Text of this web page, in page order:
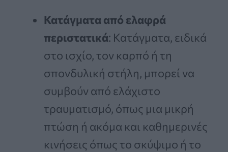
Κατάγματα από ελαφρά
περιστατικά: Κατάγματα, ειδικά
στο ισχίο, τον καρπό ή τη
σπονδυλική στήλη, μπορεί να
συμβούν από ελάχιστο
τραυματισμό, όπως μια μικρή
πτώση ή ακόμα και καθημερινές
κινήσεις όπως το σκύψιμο ή το